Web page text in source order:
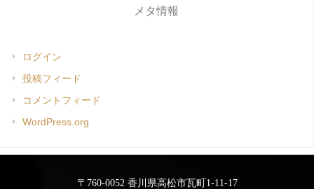
メタ情報
ログイン
投稿フィード
コメントフィード
WordPress.org
〒760-0052 香川県高松市瓦町1-11-17